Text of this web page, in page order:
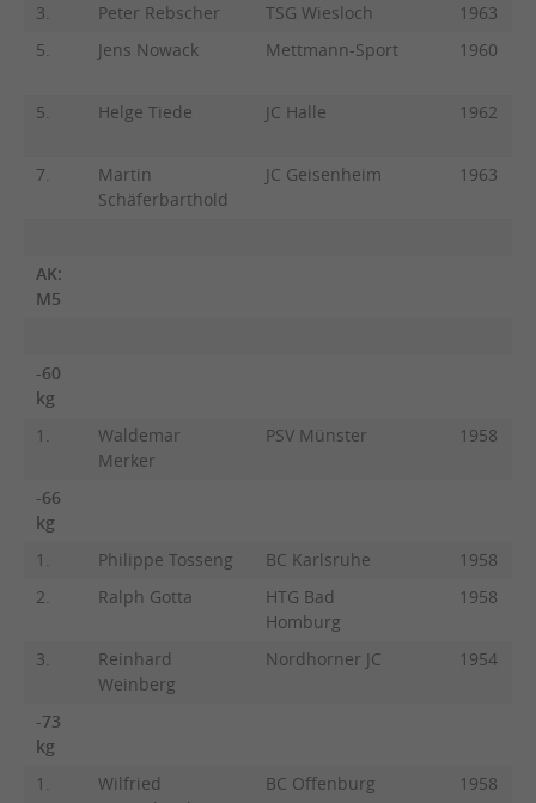
3. Peter Rebscher TSG Wiesloch
1963
5.
Jens Nowack Mettmann-Sport 1960
5. Helge Tiede JC Halle 1962
7.
Martin
Schäferbarthold
JC Geisenheim 1963
AK:
M5
-60
kg
1.
Waldemar
Merker
PSV Münster 1958
-66
kg
1.
Philippe Tosseng BC Karlsruhe
1958
2.
Ralph Gotta
HTG Bad
Homburg
1958
3.
Reinhard
Weinberg
Nordhorner JC 1954
-73
kg
1.
Wilfried
BC Offenburg 1958